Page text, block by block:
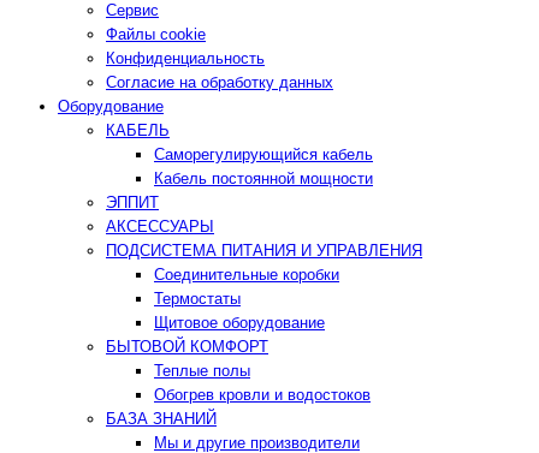
Сервис
Файлы cookie
Конфиденциальность
Согласие на обработку данных
Оборудование
КАБЕЛЬ
Саморегулирующийся кабель
Кабель постоянной мощности
ЭППИТ
АКСЕССУАРЫ
ПОДСИСТЕМА ПИТАНИЯ И УПРАВЛЕНИЯ
Соединительные коробки
Термостаты
Щитовое оборудование
БЫТОВОЙ КОМФОРТ
Теплые полы
Обогрев кровли и водостоков
БАЗА ЗНАНИЙ
Мы и другие производители